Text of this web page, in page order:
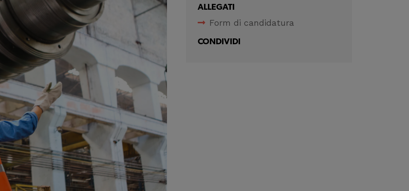
ALLEGATI
Form di candidatura
CONDIVIDI